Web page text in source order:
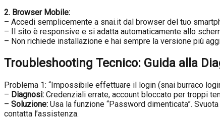
2. Browser Mobile:
– Accedi semplicemente a snai.it dal browser del tuo
– Il sito è responsive e si adatta automaticamente allo
– Non richiede installazione e hai sempre la versione più
Troubleshooting Tecnico: Guida alla
Problema 1: “Impossibile effettuare il login (snai burraco
– Diagnosi: Credenziali errate, account bloccato per troppi
– Soluzione: Usa la funzione “Password dimenticata”.
contatta l’assistenza.